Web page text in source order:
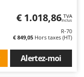
€ 1.018,86 TVA
Inclus
R-70
€ 849,05 Hors taxes (HT)
Alertez-moi